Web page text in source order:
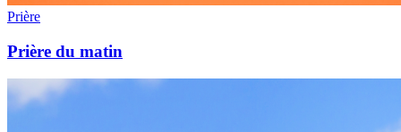
Prière
Prière du matin